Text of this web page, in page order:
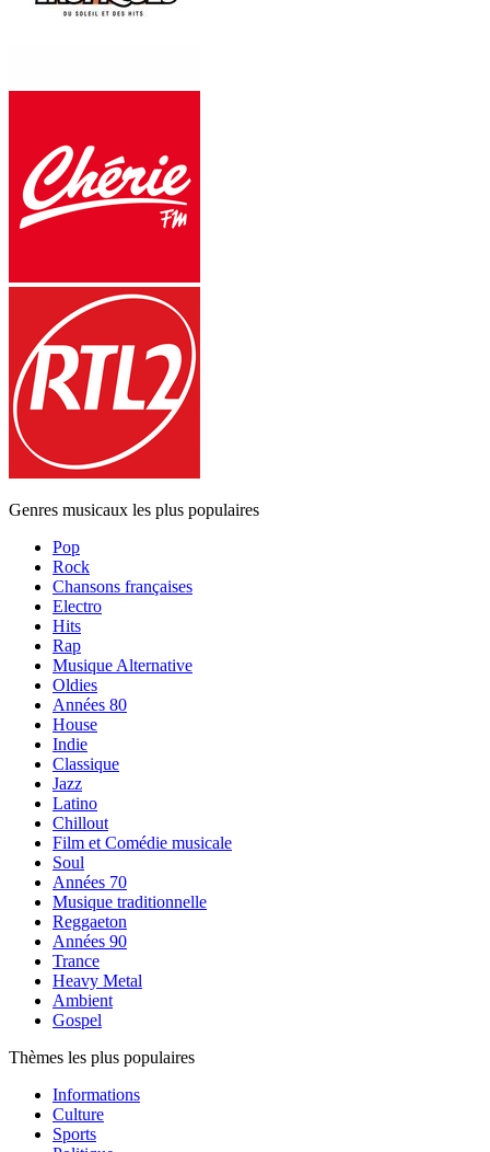
Genres musicaux les plus populaires
Pop
Rock
Chansons françaises
Electro
Hits
Rap
Musique Alternative
Oldies
Années 80
House
Indie
Classique
Jazz
Latino
Chillout
Film et Comédie musicale
Soul
Années 70
Musique traditionnelle
Reggaeton
Années 90
Trance
Heavy Metal
Ambient
Gospel
Thèmes les plus populaires
Informations
Culture
Sports